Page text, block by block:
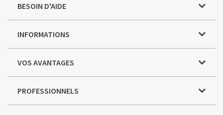
BESOIN D'AIDE
INFORMATIONS
VOS AVANTAGES
PROFESSIONNELS